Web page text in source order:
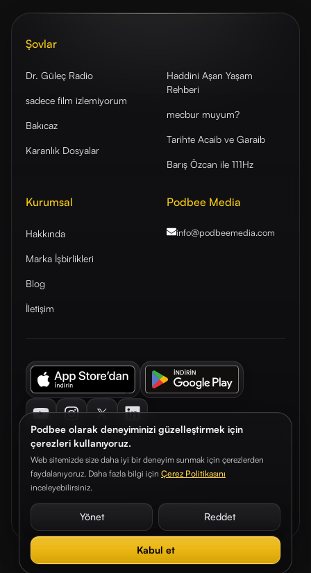
Podbee olarak deneyiminizi güzelleştirmek için
çerezleri kullanıyoruz.
Web sitemizde size daha iyi bir deneyim sunmak için çerezlerden
faydalanıyoruz. Daha fazla bilgi için Çerez Politikasını
inceleyebilirsiniz.
Yönet Reddet
Kabul et
Şovlar
Dr. Güleç Radio
sadece film izlemiyorum
Bakıcaz
Karanlık Dosyalar
Haddini Aşan Yaşam
Rehberi
mecbur muyum?
Tarihte Acaib ve Garaib
Barış Özcan ile 111Hz
Kurumsal
Hakkında
Marka İşbirlikleri
Blog
İletişim
Podbee Media
info@podbeemedia.com
© 2026. Podbee Media. Tüm hakları saklıdır.
Çerez TercihleriAydınlatma Metni Gizlilik Sözleşmesi